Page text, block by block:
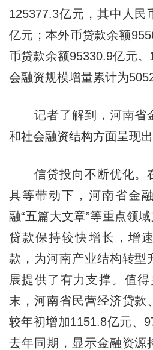
125377.3亿元，其中人民
亿元；本外币贷款余额
币贷款余额95330.9亿元
会融资规模增量累计为
记者了解到，河南省
和社会融资结构方面呈现出
信贷投向不断优化。
具等带动下，河南省金
融“五篇大文章”等重点领
贷款保持较快增长，增
款，为河南产业结构转型
展提供了有力支撑。值
末，河南省民营经济贷款
较年初增加1151.8亿元、
去年同期，显示金融资源